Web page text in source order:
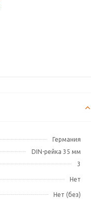
Германия
DIN-рейка 35 мм
3
Нет
Нет (без)